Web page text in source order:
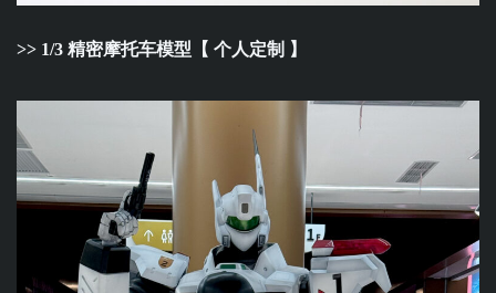
>> 1/3 精密摩托车模型【 个人定制 】